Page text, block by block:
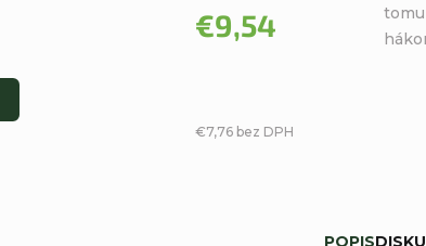
€7,76 bez DPH
€9,54
POPIS